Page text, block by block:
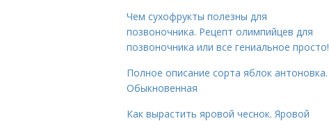
Чем сухофрукты полезны для
позвоночника. Рецепт олимпийцев для
позвоночника или все гениальное просто!
Полное описание сорта яблок антоновка.
Обыкновенная
Как вырастить яровой чеснок. Яровой